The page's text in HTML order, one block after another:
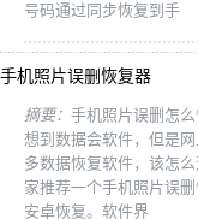
号码通过同步恢复到手
手机照片误删恢复器
摘要： 手机照片误删怎
想到数据会软件，但是
多数据恢复软件，该怎
家推荐一个手机照片误
安卓恢复。软件界